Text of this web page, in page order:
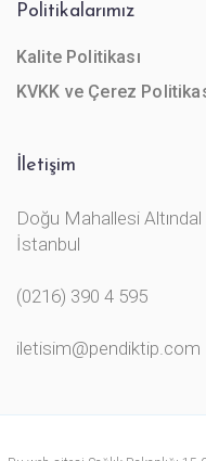
Politikalarımız
Kalite Politikası
KVKK ve Çerez
İletişim
Doğu Mahallesi
İstanbul
(0216) 390 4 595
iletisim@pendiktip.com